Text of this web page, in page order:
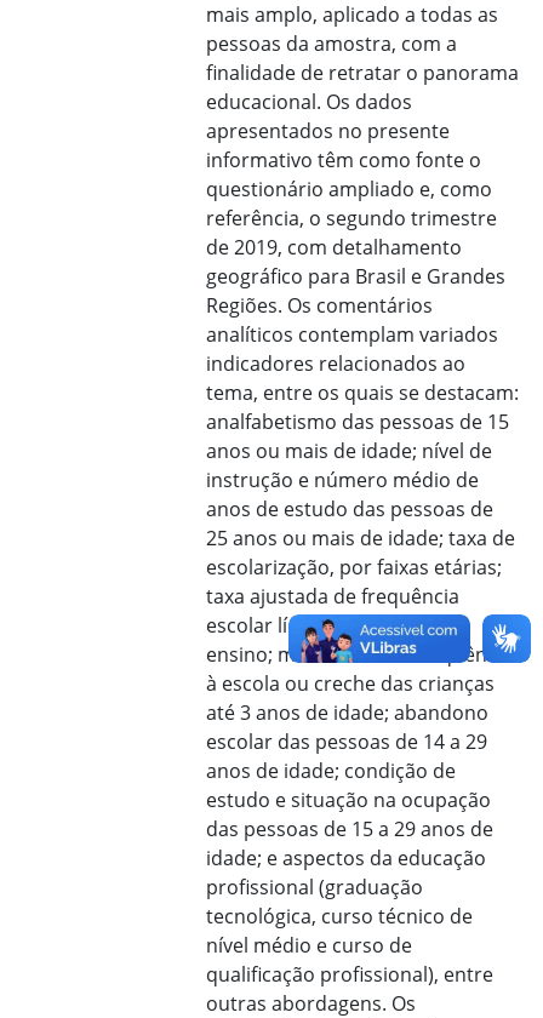
mais amplo, aplicado a todas as
pessoas da amostra, com a
finalidade de retratar o panorama
educacional. Os dados
apresentados no presente
informativo têm como fonte o
questionário ampliado e, como
referência, o segundo trimestre
de 2019, com detalhamento
geográfico para Brasil e Grandes
Regiões. Os comentários
analíticos contemplam variados
indicadores relacionados ao
tema, entre os quais se destacam:
analfabetismo das pessoas de 15
anos ou mais de idade; nível de
instrução e número médio de
anos de estudo das pessoas de
25 anos ou mais de idade; taxa de
escolarização, por faixas etárias;
taxa ajustada de frequência
escolar líquida, por níveis de
ensino; motivo da não frequência
à escola ou creche das crianças
até 3 anos de idade; abandono
escolar das pessoas de 14 a 29
anos de idade; condição de
estudo e situação na ocupação
das pessoas de 15 a 29 anos de
idade; e aspectos da educação
profissional (graduação
tecnológica, curso técnico de
nível médio e curso de
qualificação profissional), entre
outras abordagens. Os